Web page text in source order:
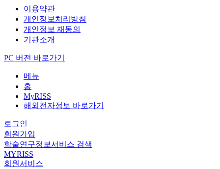
이용약관
개인정보처리방침
개인정보 재동의
기관소개
PC 버전 바로가기
메뉴
홈
MyRISS
해외전자정보 바로가기
로그인
회원가입
학술연구정보서비스 검색
MYRISS
회원서비스